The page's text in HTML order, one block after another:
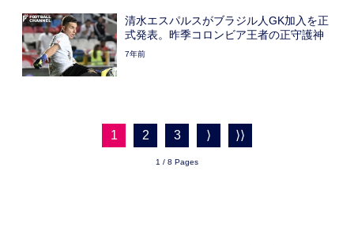
清水エスパルスがブラジル人GK加入を正
式発表。昨季コロンビア王者の正守護神
7年前
1 2 3 ⟩ ⟩⟩
1 / 8 Pages